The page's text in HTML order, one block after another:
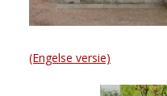
(Engelse versie)